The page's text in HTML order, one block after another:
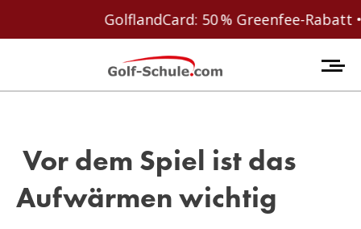
GolflandCard: 50 % Greenfee-Rabatt
Vor dem Spiel ist das
Aufwärmen wichtig